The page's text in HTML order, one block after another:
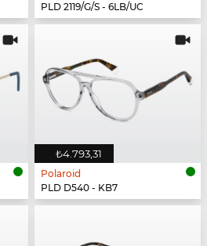
PLD 2119/G/S - 6LB/UC
₺4.793,31
Polaroid
PLD D540 - KB7